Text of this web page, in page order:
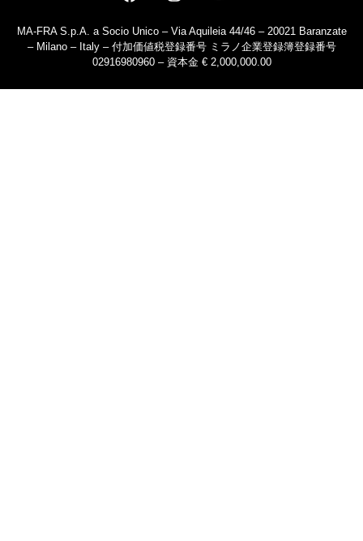
MA-FRA S.p.A. a Socio Unico – Via Aquileia 44/46 – 20021 Baranzate
– Milano – Italy – 付加価値税登録番号 ミラノ企業登録簿登録番号
02916980960 – 資本金 € 2,000,000.00